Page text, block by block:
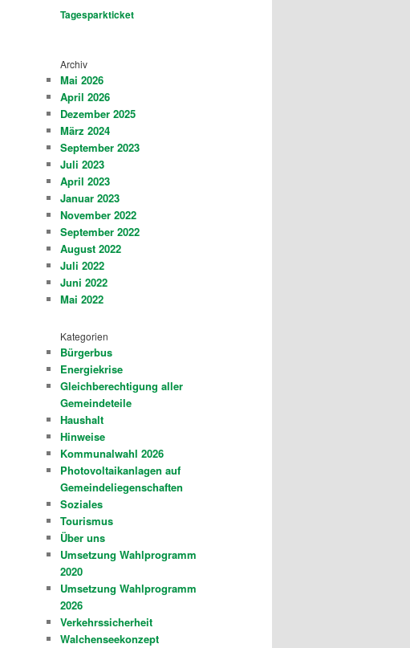
Tagesparkticket
Archiv
Mai 2026
April 2026
Dezember 2025
März 2024
September 2023
Juli 2023
April 2023
Januar 2023
November 2022
September 2022
August 2022
Juli 2022
Juni 2022
Mai 2022
Kategorien
Bürgerbus
Energiekrise
Gleichberechtigung aller
Gemeindeteile
Haushalt
Hinweise
Kommunalwahl 2026
Photovoltaikanlagen auf
Gemeindeliegenschaften
Soziales
Tourismus
Über uns
Umsetzung Wahlprogramm
2020
Umsetzung Wahlprogramm
2026
Verkehrssicherheit
Walchenseekonzept